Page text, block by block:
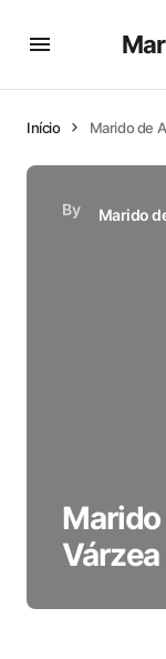
Início Marido de
By Marido